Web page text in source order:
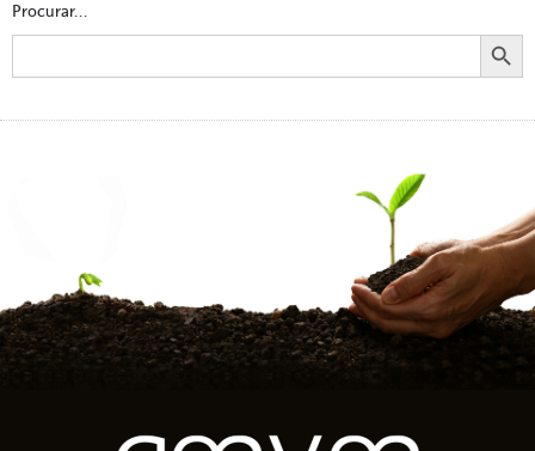
Procurar...
Search
Search Button